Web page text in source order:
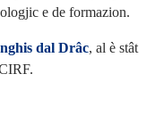
e de formazion.
dal Drâc, al è stât